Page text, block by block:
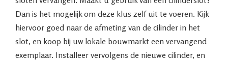
Dan is het mogelijk om deze klus zelf uit te voeren. Kijk
hiervoor goed naar de afmeting van de cilinder in het
slot, en koop bij uw lokale bouwmarkt een vervangend
exemplaar. Installeer vervolgens de nieuwe cilinder, en